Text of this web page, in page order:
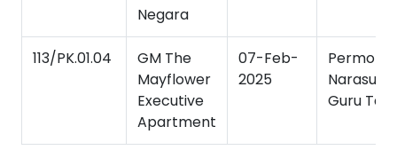
Negara
113/PK.01.04
GM The
Mayflower
Executive
Apartment
07-Feb-
2025
Guru